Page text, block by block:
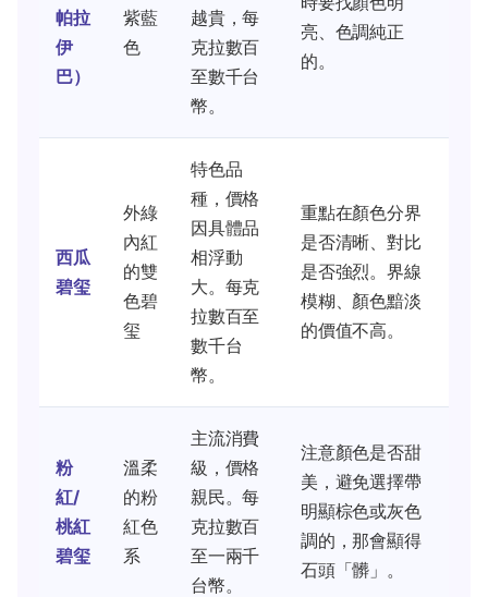
帕拉
伊
巴）
紫藍
色
越貴，每
克拉數百
至數千台
幣。
亮、色調純正
的。
西瓜
碧玺
外綠
內紅
的雙
色碧
玺
特色品
種，價格
因具體品
相浮動
大。每克
拉數百至
數千台
幣。
重點在顏色分界
是否清晰、對比
是否強烈。界線
模糊、顏色黯淡
的價值不高。
粉
紅/
桃紅
碧玺
溫柔
的粉
紅色
系
主流消費
級，價格
親民。每
克拉數百
至一兩千
台幣。
注意顏色是否甜
美，避免選擇帶
明顯棕色或灰色
調的，那會顯得
石頭「髒」。